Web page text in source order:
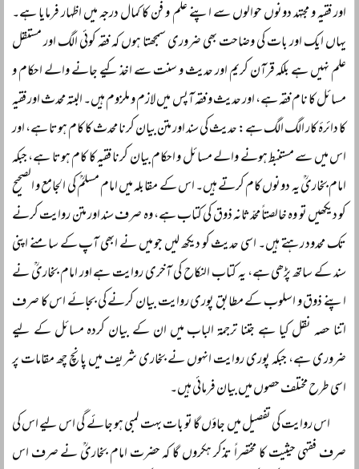
اور فقیہ و مجتہد دونوں حوالوں سے اپنے علم و فن کا کمال درجہ میں اظہار فرمایا ہے۔
یہاں ایک اور بات کی وضاحت بھی ضروری سمجھتا ہوں کہ فقہ کوئی الگ اور مستقل
علم نہیں ہے بلکہ قرآن کریم اور حدیث و سنت سے اخذ کیے جانے والے احکام و
مسائل کا نام فقہ ہے، اور حدیث و فقہ آپس میں لازم و ملزوم ہیں۔ البتہ محدث اور فقیہ
کا دائرۂ کار الگ الگ ہے: حدیث کی سند اور متن بیان کرنا محدث کا کام ہوتا ہے، اور
اس میں سے مستنبط ہونے والے مسائل و احکام بیان کرنا فقیہ کا کام ہوتا ہے، جبکہ
امام بخاریؒ یہ دونوں کام کرتے ہیں۔ اس کے مقابلہ میں امام مسلمؒ کی الجامع و الصحیح
کو دیکھیں تو وہ خالصتاً محدّثانہ ذوق کی کتاب ہے، وہ صرف سند اور متن روایت کرنے
تک محدود رہتے ہیں۔ اسی حدیث کو دیکھ لیں جو میں نے ابھی آپ کے سامنے اپنی
سند کے ساتھ پڑھی ہے، یہ کتاب النکاح کی آخری روایت ہے اور امام بخاریؒ نے
اپنے ذوق و اسلوب کے مطابق پوری روایت بیان کرنے کی بجائے اس کا صرف
اتنا حصہ نقل کیا ہے جتنا ترجمۃ الباب میں ان کے بیان کردہ مسائل کے لیے
ضروری ہے، جبکہ پوری روایت انہوں نے بخاری شریف میں پانچ چھ مقامات پر
اسی طرح مختلف حصوں میں بیان فرمائی ہیں۔
اس روایت کی تفصیل میں جاؤں گا تو بات بہت لمبی ہو جائے گی اس لیے اس کی
صرف فقہی حیثیت کا مختصراً تذکر ہکروں گا کہ حضرت امام بخاریؒ نے صرف اس